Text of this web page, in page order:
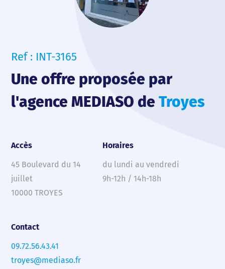
Ref : INT-3165
Une offre proposée par
l'agence MEDIASO deTroyes
Accès
45 Boulevard du 14
juillet
10000 TROYES
Horaires
du lundi au vendredi
9h-12h / 14h-18h
Contact
09.72.56.43.41
troyes@mediaso.fr